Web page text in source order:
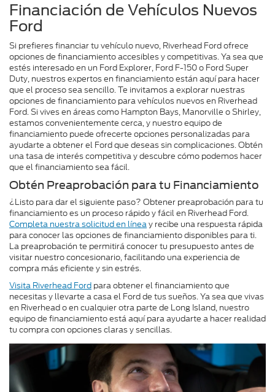
Financiación de Vehículos Nuevos
Ford
Si prefieres financiar tu vehículo nuevo, Riverhead Ford ofrece
opciones de financiamiento accesibles y competitivas. Ya sea que
estés interesado en un Ford Explorer, Ford F-150 o Ford Super
Duty, nuestros expertos en financiamiento están aquí para hacer
que el proceso sea sencillo. Te invitamos a explorar nuestras
opciones de financiamiento para vehículos nuevos en Riverhead
Ford. Si vives en áreas como Hampton Bays, Manorville o Shirley,
estamos convenientemente cerca, y nuestro equipo de
financiamiento puede ofrecerte opciones personalizadas para
ayudarte a obtener el Ford que deseas sin complicaciones. Obtén
una tasa de interés competitiva y descubre cómo podemos hacer
que el financiamiento sea fácil.
Obtén Preaprobación para tu Financiamiento
¿Listo para dar el siguiente paso? Obtener preaprobación para tu
financiamiento es un proceso rápido y fácil en Riverhead Ford.
Completa nuestra solicitud en líneay recibe una respuesta rápida
para conocer las opciones de financiamiento disponibles para ti.
La preaprobación te permitirá conocer tu presupuesto antes de
visitar nuestro concesionario, facilitando una experiencia de
compra más eficiente y sin estrés.
Visita Riverhead Ford para obtener el financiamiento que
necesitas y llevarte a casa el Ford de tus sueños. Ya sea que vivas
en Riverhead o en cualquier otra parte de Long Island, nuestro
equipo de financiamiento está aquí para ayudarte a hacer realidad
tu compra con opciones claras y sencillas.